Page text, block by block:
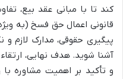
کند تا با مبانی عقد بیع،
قانونی اعمال حق فسخ (به
پیگیری حقوقی، مدارک لازم
آشنا شوید. هدف نهایی،
و تأکید بر اهمیت مشاوره